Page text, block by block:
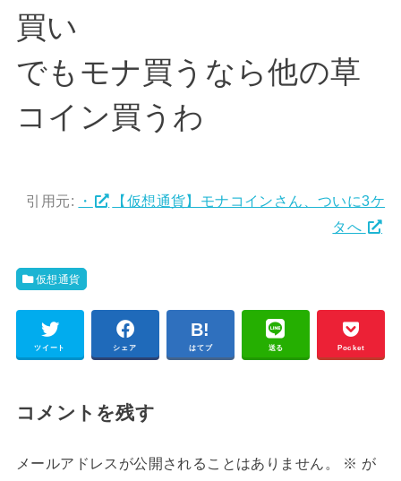
買い
でもモナ買うなら他の草
コイン買うわ
引用元: ・
【仮想通貨】モナコインさん、ついに3ケ
タへ
仮想通貨
ツイート シェア はてブ 送る Pocket
コメントを残す
メールアドレスが公開されることはありません。 ※ が